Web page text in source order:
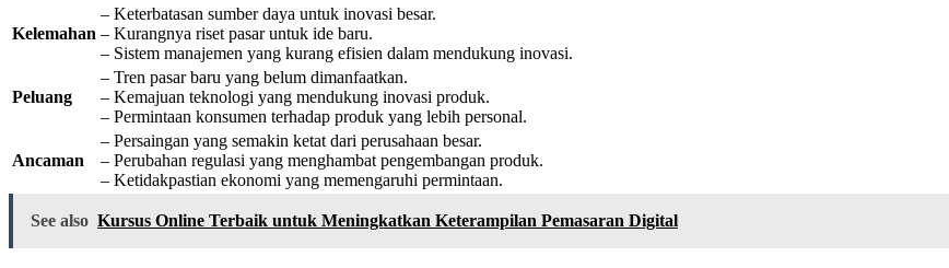
Kelemahan
– Keterbatasan sumber daya untuk inovasi besar.
– Kurangnya riset pasar untuk ide baru.
– Sistem manajemen yang kurang efisien dalam mendukung inovasi.
Peluang
– Tren pasar baru yang belum dimanfaatkan.
– Kemajuan teknologi yang mendukung inovasi produk.
– Permintaan konsumen terhadap produk yang lebih personal.
Ancaman
– Persaingan yang semakin ketat dari perusahaan besar.
– Perubahan regulasi yang menghambat pengembangan produk.
– Ketidakpastian ekonomi yang memengaruhi permintaan.
See also Kursus Online Terbaik untuk Meningkatkan Keterampilan Pemasaran Digital